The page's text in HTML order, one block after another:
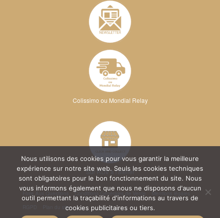
Colissimo ou Mondial Relay
Sur RDV à l'atelier
Conditions Générales de Vente
Mentions légales
Plan du site
Nous utilisons des cookies pour vous garantir la meilleure
expérience sur notre site web. Seuls les cookies techniques
sont obligatoires pour le bon fonctionnement du site. Nous
vous informons également que nous ne disposons d'aucun
outil permettant la traçabilité d'informations au travers de
cookies publicitaires ou tiers.